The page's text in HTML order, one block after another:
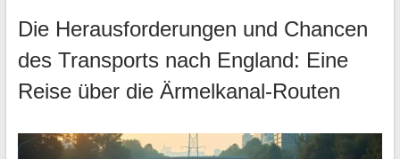
Die Herausforderungen und Chancen
des Transports nach England: Eine
Reise über die Ärmelkanal-Routen